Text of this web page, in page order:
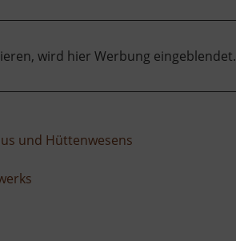
wird hier Werbung eingeblendet.
und Hüttenwesens